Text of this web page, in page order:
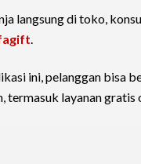
langsung di toko,
.
ini, pelanggan bisa
termasuk layanan